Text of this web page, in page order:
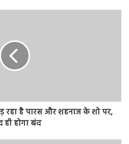
रहा है पारस और शहनाज के शो पर,
ही होगा बंद